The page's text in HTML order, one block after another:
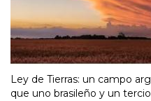
Ley de Tierras: un campo
que uno brasileño y un